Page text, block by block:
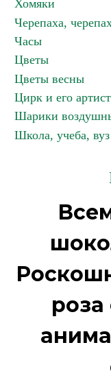
Хомяки
Черепаха,
Часы
Цветы
Цветы весны
Цирк и его
Шарики
Школа, учеба, вуз